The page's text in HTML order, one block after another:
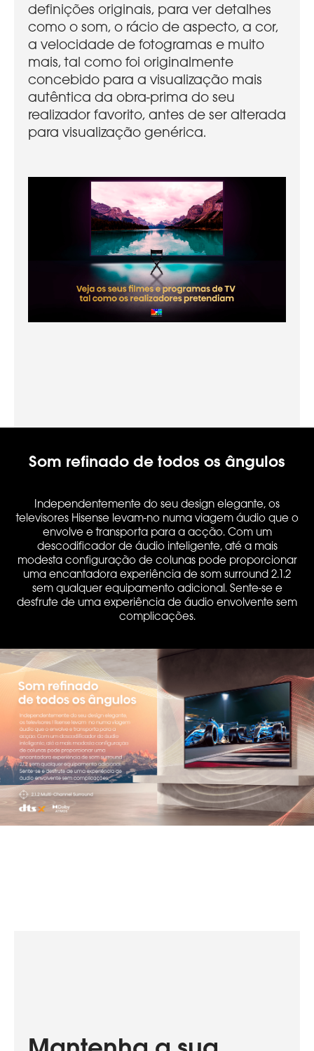
definições originais, para ver detalhes
como o som, o rácio de aspecto, a cor,
a velocidade de fotogramas e muito
mais, tal como foi originalmente
concebido para a visualização mais
autêntica da obra-prima do seu
realizador favorito, antes de ser alterada
para visualização genérica.
Som refinado de todos os ângulos
Independentemente do seu design elegante, os
televisores Hisense levam-no numa viagem áudio que o
envolve e transporta para a acção. Com um
descodificador de áudio inteligente, até a mais
modesta configuração de colunas pode proporcionar
uma encantadora experiência de som surround 2.1.2
sem qualquer equipamento adicional. Sente-se e
desfrute de uma experiência de áudio envolvente sem
complicações.